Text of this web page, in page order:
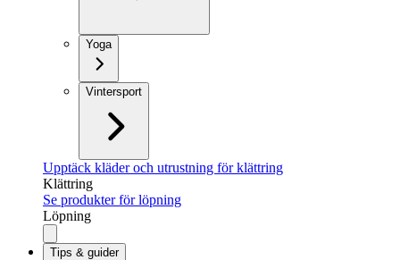
Yoga
Vintersport
Upptäck kläder och utrustning för klättring
Klättring
Se produkter för löpning
Löpning
Tips & guider